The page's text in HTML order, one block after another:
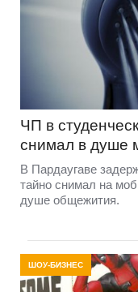
ЧП в
снимал в душе
В Пардаугаве
тайно снимал на
душе общежития.
ШОУ-БИЗНЕС